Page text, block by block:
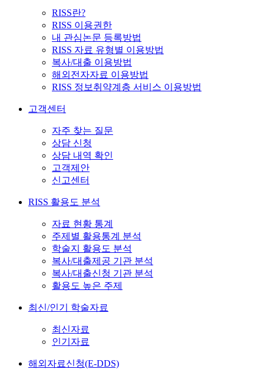
RISS란?
RISS 이용권한
내 관심논문 등록방법
RISS 자료 유형별 이용방법
복사/대출 이용방법
해외전자자료 이용방법
RISS 정보취약계층 서비스 이용방법
고객센터
자주 찾는 질문
상담 신청
상담 내역 확인
고객제안
신고센터
RISS 활용도 분석
자료 현황 통계
주제별 활용통계 분석
학술지 활용도 분석
복사/대출제공 기관 분석
복사/대출신청 기관 분석
활용도 높은 주제
최신/인기 학술자료
최신자료
인기자료
해외자료신청(E-DDS)